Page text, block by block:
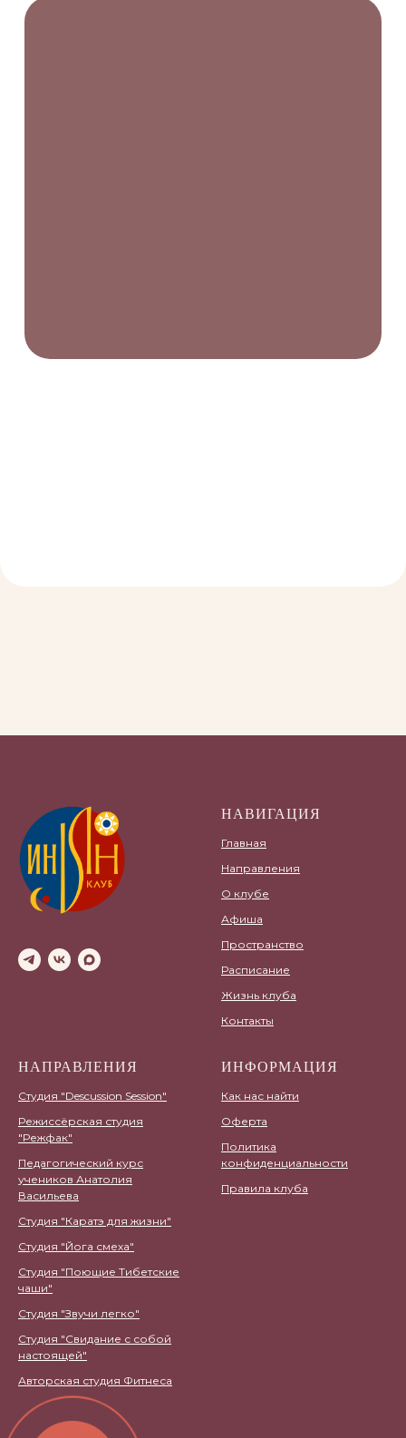
НАВИГАЦИЯ
Главная
Направления
О клубе
Афиша
Пространство
Расписание
Жизнь клуба
Контакты
НАПРАВЛЕНИЯ
Студия "Descussion Session"
Режиссёрская студия
"Режфак"
Педагогический курс
учеников Анатолия
Васильева
Студия "Каратэ для жизни"
Студия "Йога смеха"
Студия "Поющие Тибетские
чаши"
Студия "Звучи легко"
Студия "Свидание с собой
настоящей"
Авторская студия Фитнеса
ИНФОРМАЦИЯ
Как нас найти
Оферта
Политика
конфиденциальности
Правила клуба